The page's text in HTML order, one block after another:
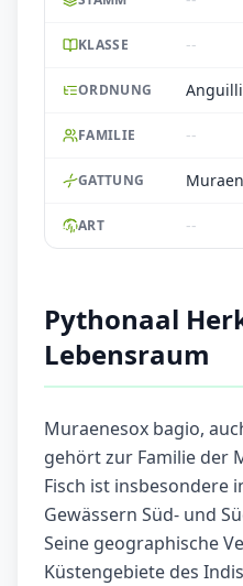
KLASSE --
ORDNUNG
FAMILIE --
GATTUNG
ART --
Pythonaal
Lebensraum
Muraenesox bagio,
gehört zur Familie der
Fisch ist insbesondere
Gewässern Süd- und
Seine geographische
Küstengebiete des